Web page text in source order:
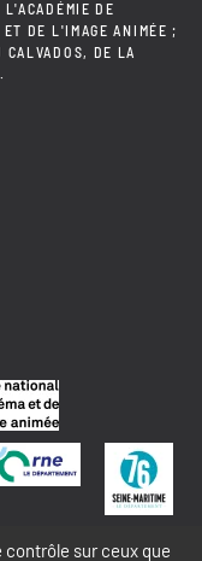
DE
DE L'IMAGE ANIMÉE ;
CALVADOS, DE LA
sur ceux que